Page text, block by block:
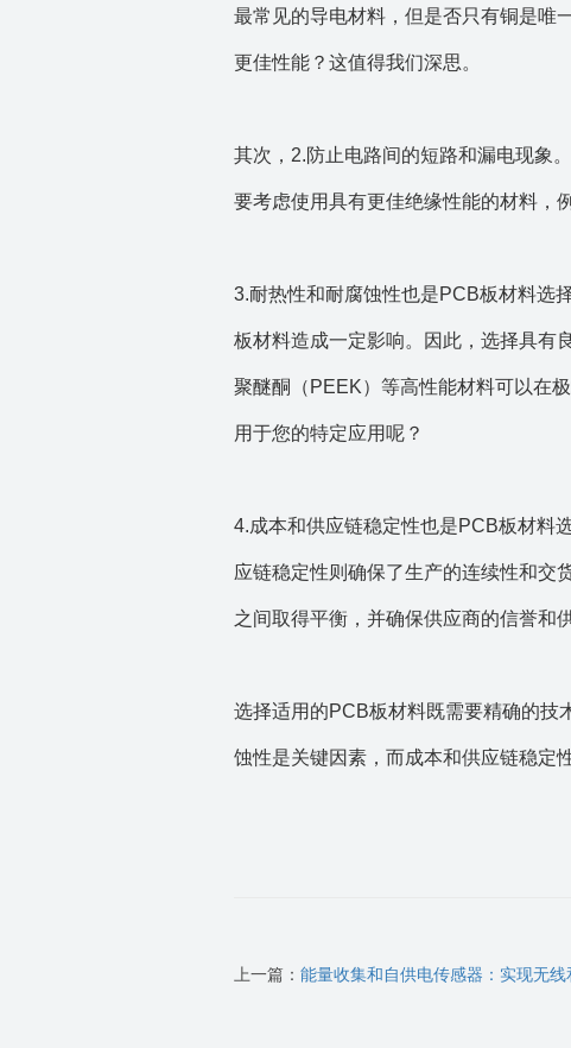
最常见的导电材料，但是否只有铜是唯
更佳性能？这值得我们深思。
其次，2.防止电路间的短路和漏电现象
要考虑使用具有更佳绝缘性能的材料，
3.耐热性和耐腐蚀性也是PCB板材料选
板材料造成一定影响。因此，选择具有
聚醚酮（PEEK）等高性能材料可以在
用于您的特定应用呢？
4.成本和供应链稳定性也是PCB板材料
应链稳定性则确保了生产的连续性和交
之间取得平衡，并确保供应商的信誉和
选择适用的PCB板材料既需要精确的技
蚀性是关键因素，而成本和供应链稳定
上一篇： 能量收集和自供电传感器：实现无线和可持